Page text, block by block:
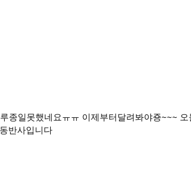
종일못했네요ㅠㅠ 이제부터달려봐야죵~~~
반사입니다